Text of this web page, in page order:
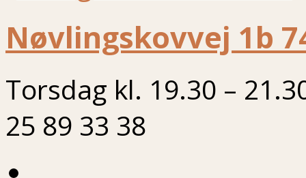
Nøvlingskovvej 1b
Torsdag kl. 19.30 –
25 89 33 38